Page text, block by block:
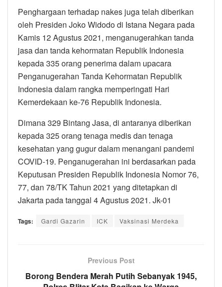
Penghargaan terhadap nakes juga telah diberikan
oleh Presiden Joko Widodo di Istana Negara pada
Kamis 12 Agustus 2021, menganugerahkan tanda
jasa dan tanda kehormatan Republik Indonesia
kepada 335 orang penerima dalam upacara
Penganugerahan Tanda Kehormatan Republik
Indonesia dalam rangka memperingati Hari
Kemerdekaan ke-76 Republik Indonesia.
Dimana 329 Bintang Jasa, di antaranya diberikan
kepada 325 orang tenaga medis dan tenaga
kesehatan yang gugur dalam menangani pandemi
COVID-19. Penganugerahan ini berdasarkan pada
Keputusan Presiden Republik Indonesia Nomor 76,
77, dan 78/TK Tahun 2021 yang ditetapkan di
Jakarta pada tanggal 4 Agustus 2021. Jk-01
Tags: Gardi Gazarin ICK Vaksinasi Merdeka
Previous Post
Borong Bendera Merah Putih Sebanyak 1945,